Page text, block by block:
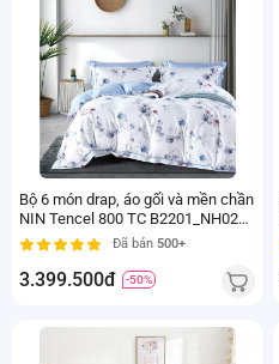
Bộ 6 món drap, áo gối và mền chần
NIN Tencel 800 TC B2201_NH027
(180x200+35cm)Đã bán 500+
3.399.500đ -50%